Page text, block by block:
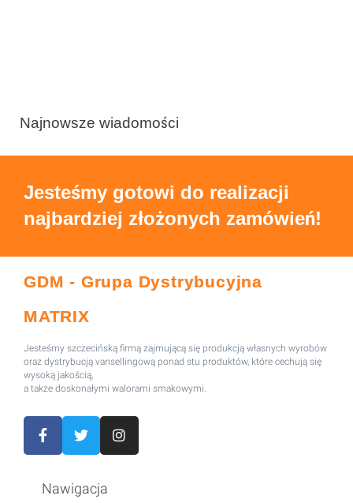
Najnowsze wiadomości
Jesteśmy gotowi do realizacji
najbardziej złożonych zamówień!
GDM - Grupa Dystrybucyjna
MATRIX
Jesteśmy szczecińską firmą zajmującą się produkcją własnych wyrobów
oraz dystrybucją vansellingową ponad stu produktów, które cechują się
wysoką jakością,
a także doskonałymi walorami smakowymi.
Nawigacja